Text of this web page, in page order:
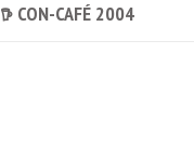
𖠚 CON-CAFÉ 2004